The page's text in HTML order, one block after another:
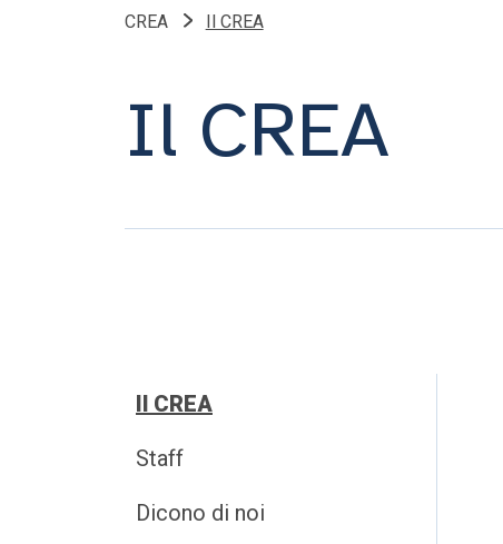
CREA Il CREA
Il CREA
Il CREA
Staff
Dicono di noi